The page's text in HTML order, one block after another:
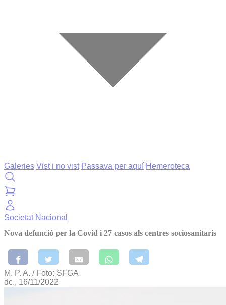
Galeries Vist i no vist Passava per aquí Hemeroteca
Societat Nacional
Nova defunció per la Covid i 27 casos als centres sociosanitaris
M. P. A. / Foto: SFGA
dc., 16/11/2022